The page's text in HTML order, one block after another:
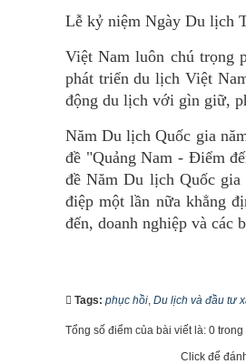
Lễ kỷ niệm Ngày Du lịch
Việt Nam luôn chú trọng
phát triển du lịch Việt
động du lịch với gìn giữ,
Năm Du lịch Quốc gia
đề "Quảng Nam - Điểm
đề Năm Du lịch Quốc
điệp một lần nữa khẳng
đến, doanh nghiệp và các
Tags: phục hồi, Du lịch và đầu tư
Tổng số điểm của bài viết là: 0
Click để